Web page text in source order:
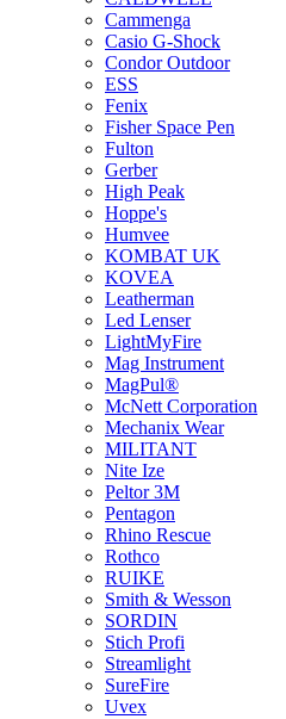
Cammenga
Casio G-Shock
Condor Outdoor
ESS
Fenix
Fisher Space Pen
Fulton
Gerber
High Peak
Hoppe's
Humvee
KOMBAT UK
KOVEA
Leatherman
Led Lenser
LightMyFire
Mag Instrument
MagPul®
McNett Corporation
Mechanix Wear
MILITANT
Nite Ize
Peltor 3M
Pentagon
Rhino Rescue
Rothco
RUIKE
Smith & Wesson
SORDIN
Stich Profi
Streamlight
SureFire
Uvex